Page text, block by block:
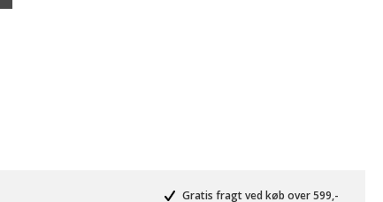
Gratis fragt ved køb over 599,-